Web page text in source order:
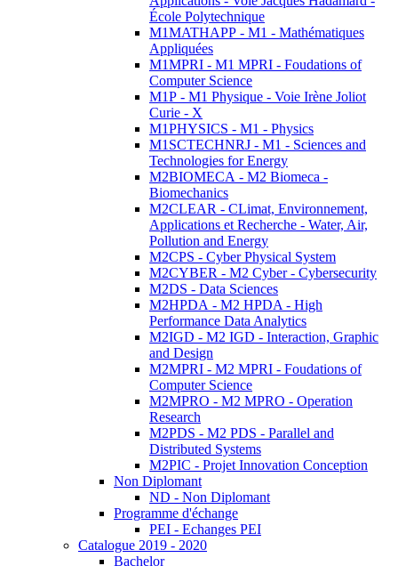
École Polytechnique
M1MATHAPP - M1 - Mathématiques
Appliquées
M1MPRI - M1 MPRI - Foudations of
Computer Science
M1P - M1 Physique - Voie Irène Joliot
Curie - X
M1PHYSICS - M1 - Physics
M1SCTECHNRJ - M1 - Sciences and
Technologies for Energy
M2BIOMECA - M2 Biomeca -
Biomechanics
M2CLEAR - CLimat, Environnement,
Applications et Recherche - Water, Air,
Pollution and Energy
M2CPS - Cyber Physical System
M2CYBER - M2 Cyber - Cybersecurity
M2DS - Data Sciences
M2HPDA - M2 HPDA - High
Performance Data Analytics
M2IGD - M2 IGD - Interaction, Graphic
and Design
M2MPRI - M2 MPRI - Foudations of
Computer Science
M2MPRO - M2 MPRO - Operation
Research
M2PDS - M2 PDS - Parallel and
Distributed Systems
M2PIC - Projet Innovation Conception
Non Diplomant
ND - Non Diplomant
Programme d'échange
PEI - Echanges PEI
Catalogue 2019 - 2020
Bachelor